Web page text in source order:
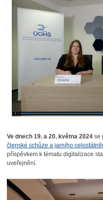
Ve dnech 19. a 20. května 2024se
členské schůze a jarního
příspěvkem k tématu digitalizace
uveřejnění.